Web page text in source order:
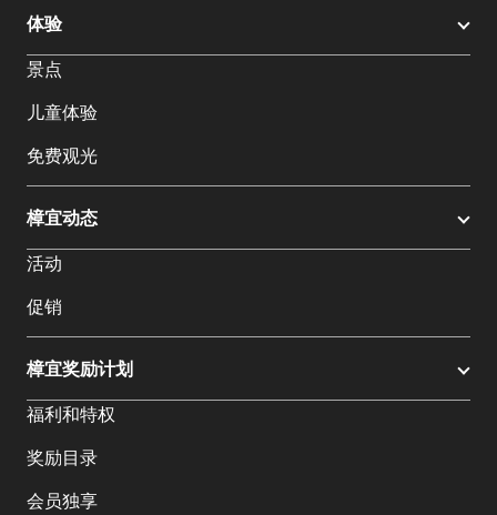
体验
景点
儿童体验
免费观光
樟宜动态
活动
促销
樟宜奖励计划
福利和特权
奖励目录
会员独享